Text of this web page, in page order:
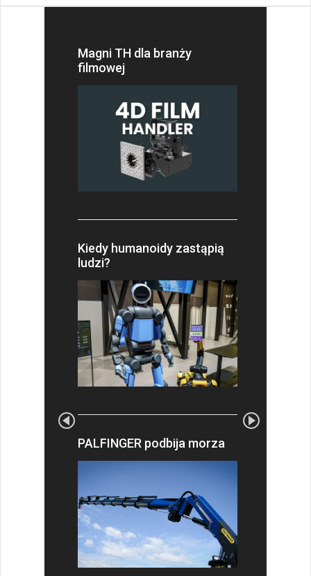
Magni TH dla branży
filmowej
Kiedy humanoidy zastąpią
ludzi?
PALFINGER podbija morza